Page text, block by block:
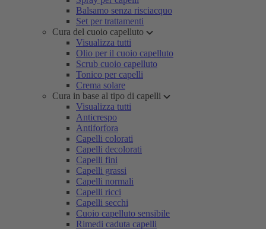
Balsamo senza risciacquo
Set per trattamenti
Cura del cuoio capelluto
Visualizza tutti
Olio per il cuoio capelluto
Scrub cuoio capelluto
Tonico per capelli
Crema solare
Cura in base al tipo di capelli
Visualizza tutti
Anticrespo
Antiforfora
Capelli colorati
Capelli decolorati
Capelli fini
Capelli grassi
Capelli normali
Capelli ricci
Capelli secchi
Cuoio capelluto sensibile
Rimedi caduta capelli